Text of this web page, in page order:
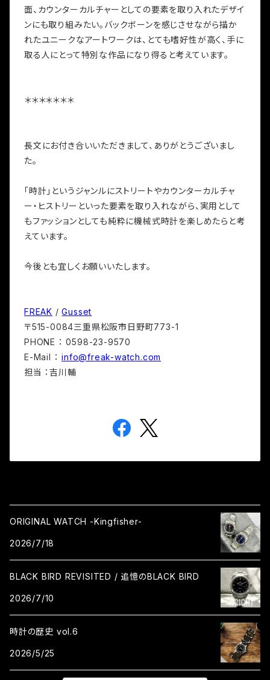
面、カウンターカルチャーとしての要素を取り入れたデザイ
ンにも取り組みたい。バックボーンを感じさせながら描か
れたユニークなアートワークは、とても嗜好性が高く、手に
取る人にとって特別な作品になり得ると考えています。
＊＊＊＊＊＊＊
長文にお付き合いいただきまして、ありがとうございまし
た。
「時計」というジャンルにストリートやカウンターカルチャ
ー・ヒストリーといった要素を取り入れながら、実用として
もファッションとしても純粋に機械式時計を楽しめたらと考
えています。
今後とも宜しくお願いいたします。
FREAK /Gusset
〒515-0084三重県松阪市日野町773-1
PHONE ： 0598-23-9570
E-Mail ：info@freak-watch.com
担当 ：吉川輔
ORIGINAL WATCH -Kingfisher-
2026/7/18
BLACK BIRD REVISITED / 追憶のBLACK BIRD
2026/7/10
時計の歴史 vol.6
2026/5/25